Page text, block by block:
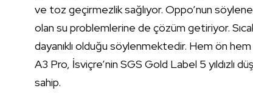
ve toz geçirmezlik sağlıyor. Oppo’nun
olan su problemlerine de çözüm getiriyor. Sıcak
dayanıklı olduğu söylenmektedir. Hem ön
A3 Pro, İsviçre’nin SGS Gold Label 5 yıldızlı
sahip.